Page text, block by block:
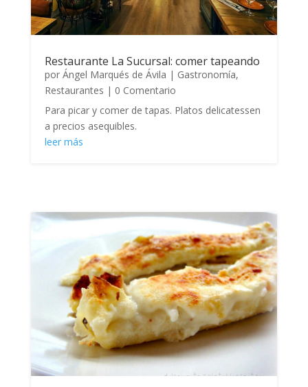
Restaurante La Sucursal: comer tapeando
por Ángel Marqués de Ávila | Gastronomía,
Restaurantes | 0 Comentario
Para picar y comer de tapas. Platos delicatessen
a precios asequibles.
leer más